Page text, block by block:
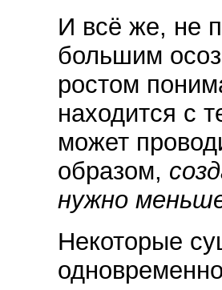
И всё же, не
большим
ростом
находится с
может
образом,
нужно
Некоторые